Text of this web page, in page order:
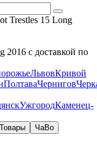
15 Long
с доставкой по
ЛьвовКривой
ПолтаваЧернигов
УжгородКаменец-
ЧаВо